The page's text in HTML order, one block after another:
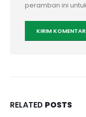
peramban ini
RELATED POSTS